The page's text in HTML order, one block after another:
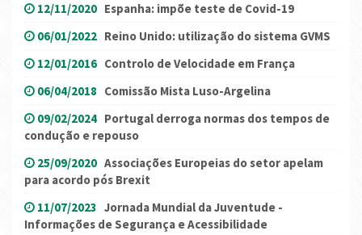
12/11/2020 Espanha: impõe teste de Covid-19
06/01/2022 Reino Unido: utilização do sistema GVMS
12/01/2016 Controlo de Velocidade em França
06/04/2018 Comissão Mista Luso-Argelina
09/02/2024 Portugal derroga normas dos tempos de
condução e repouso
25/09/2020 Associações Europeias do setor apelam
para acordo pós Brexit
11/07/2023 Jornada Mundial da Juventude -
Informações de Segurança e Acessibilidade